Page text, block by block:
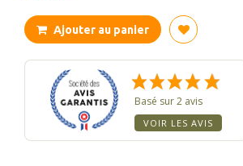
Ajouter au panier
Basé sur 2 avis
VOIR LES AVIS